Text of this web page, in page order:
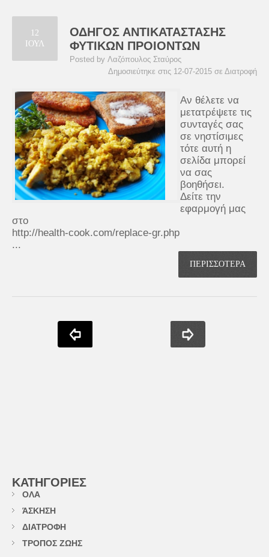
12
ΙΟΥΛ
ΟΔΗΓΟΣ ΑΝΤΙΚΑΤΑΣΤΑΣΗΣ
ΦΥΤΙΚΩΝ ΠΡΟΙΟΝΤΩΝ
Posted by Λαζόπουλος Σταύρος
Δημοσιεύτηκε στις 12-07-2015 σε Διατροφή
Αν θέλετε να
μετατρέψετε τις
συνταγές σας
σε νηστίσιμες
τότε αυτή η
σελίδα μπορεί
να σας
βοηθήσει.
Δείτε την
εφαρμογή μας
στο
http://health-cook.com/replace-gr.php
...
ΠΕΡΙΣΣΟΤΕΡΑ
ΚΑΤΗΓΟΡΙΕΣ
ΟΛΑ
ΆΣΚΗΣΗ
ΔΙΑΤΡΟΦΗ
ΤΡΟΠΟΣ ΖΩΗΣ